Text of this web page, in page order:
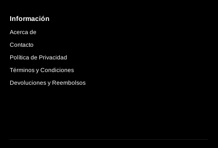
Información
Acerca de
Contacto
Política de Privacidad
Términos y Condiciones
Devoluciones y Reembolsos